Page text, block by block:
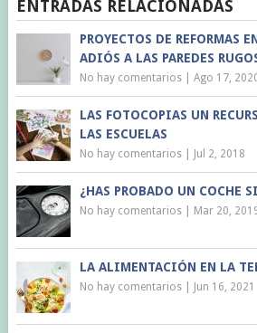
ENTRADAS RELACIONADAS
PROYECTOS DE REFORMAS
ADIÓS A LAS PAREDES
No hay comentarios| Ago 17,
LAS FOTOCOPIAS UN
LAS ESCUELAS
No hay comentarios| Jul 2, 2018
¿HAS PROBADO UN COCHE
No hay comentarios| Mar 20,
LA ALIMENTACIÓN EN LA
No hay comentarios| Jun 16, 2021